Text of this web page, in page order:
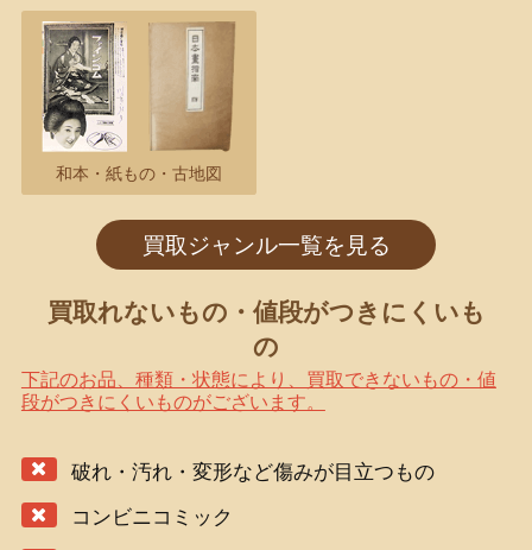
和本・紙もの・古地図
買取ジャンル一覧を見る
買取れないもの・値段がつきにくいも
の
下記のお品、種類・状態により、買取できないもの・値
段がつきにくいものがございます。
破れ・汚れ・変形など傷みが目立つもの
コンビニコミック